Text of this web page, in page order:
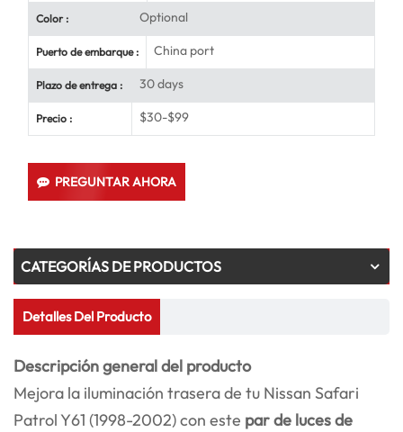
Color : Optional
Puerto de embarque : China port
Plazo de entrega : 30 days
Precio : $30-$99
PREGUNTAR AHORA
CATEGORÍAS DE PRODUCTOS
Detalles Del Producto
Descripción general del producto
Mejora la iluminación trasera de tu Nissan Safari
Patrol Y61 (1998-2002) con este par de luces de